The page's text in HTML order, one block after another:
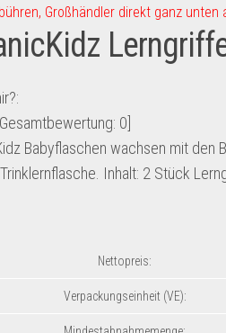
Großhändler direkt ganz unten
Gesamtbewertung: 0
Babyflaschen wachsen mit den
Inhalt: 2 Stück
Nettopreis:
Verpackungseinheit (VE):